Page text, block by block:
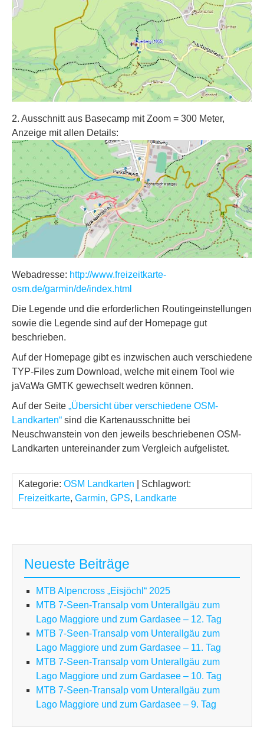
2. Ausschnitt aus Basecamp mit Zoom = 300 Meter,
Anzeige mit allen Details:
Webadresse: http://www.freizeitkarte-
osm.de/garmin/de/index.html
Die Legende und die erforderlichen Routingeinstellungen
sowie die Legende sind auf der Homepage gut
beschrieben.
Auf der Homepage gibt es inzwischen auch verschiedene
TYP-Files zum Download, welche mit einem Tool wie
jaVaWa GMTK gewechselt wedren können.
Auf der Seite „Übersicht über verschiedene OSM-
Landkarten“ sind die Kartenausschnitte bei
Neuschwanstein von den jeweils beschriebenen OSM-
Landkarten untereinander zum Vergleich aufgelistet.
Kategorie: OSM Landkarten | Schlagwort:
Freizeitkarte, Garmin, GPS, Landkarte
Neueste Beiträge
MTB Alpencross „Eisjöchl“ 2025
MTB 7-Seen-Transalp vom Unterallgäu zum
Lago Maggiore und zum Gardasee – 12. Tag
MTB 7-Seen-Transalp vom Unterallgäu zum
Lago Maggiore und zum Gardasee – 11. Tag
MTB 7-Seen-Transalp vom Unterallgäu zum
Lago Maggiore und zum Gardasee – 10. Tag
MTB 7-Seen-Transalp vom Unterallgäu zum
Lago Maggiore und zum Gardasee – 9. Tag